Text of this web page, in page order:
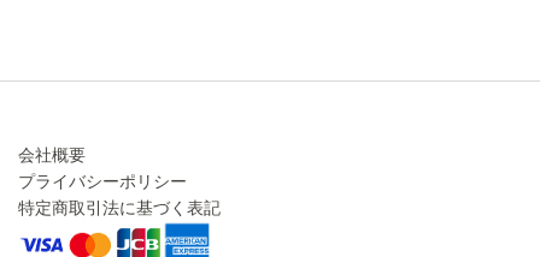
会社概要
プライバシーポリシー
特定商取引法に基づく表記